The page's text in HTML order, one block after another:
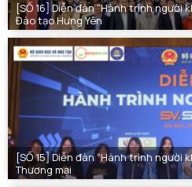
[SỐ 16] Diễn đàn “Hành trình người
Đào tạo Hưng Yên
[SỐ 15] Diễn đàn “Hành trình người
Thương mại